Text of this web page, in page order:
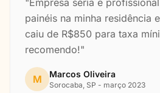
"Empresa séria e
painéis na minha residência
caiu de R$850 para taxa
recomendo!"
M Marcos Oliveira
Sorocaba, SP - março 2023